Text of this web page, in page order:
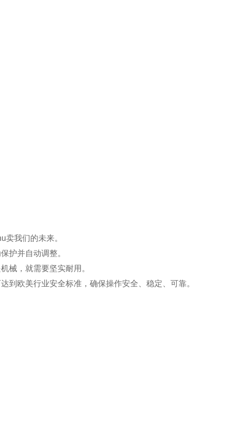
卖我们的未来。
护并自动调整。
械，就需要坚实耐用。
到欧美行业安全标准，确保操作安全、稳定、可靠。